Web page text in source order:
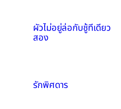
ผัวไม่อยู่ล่อกับชู้ทีเดียว
สอง
รักพิศดาร